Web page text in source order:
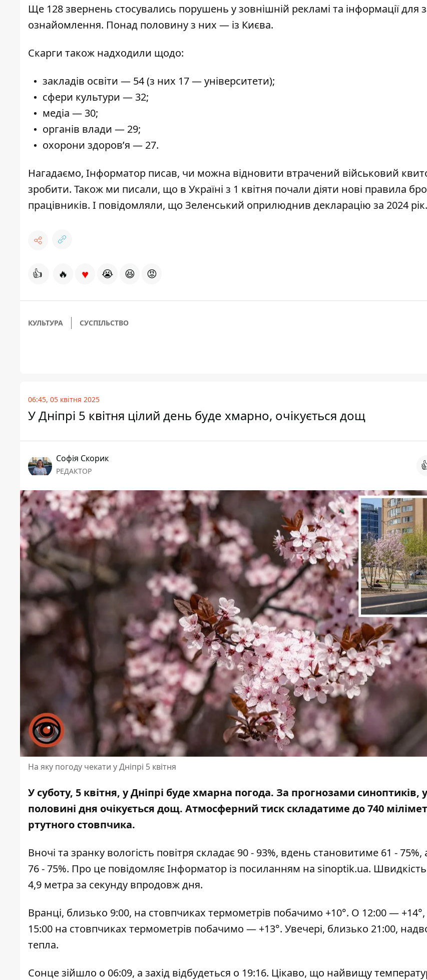
Ще 128 звернень стосувались порушень у зовнішній рекламі та інформації для
ознайомлення. Понад половину з них — із Києва.
Скарги також надходили щодо:
закладів освіти — 54 (з них 17 — університети);
сфери культури — 32;
медіа — 30;
органів влади — 29;
охорони здоров’я — 27.
Нагадаємо, Інформатор писав, чи можна відновити втрачений військовий
зробити. Також ми писали, що в Україні з 1 квітня почали діяти нові правила
працівників. І повідомляли, що Зеленський оприлюднив декларацію за 2024 рік.
👍 🔥 ♥ 😭 😆 😡
КУЛЬТУРА СУСПІЛЬСТВО
06:45, 05 квітня 2025
У Дніпрі 5 квітня цілий день буде хмарно, очікується дощ
Софія Скорик
РЕДАКТОР
На яку погоду чекати у Дніпрі 5 квітня
У суботу, 5 квітня, у Дніпрі буде хмарна погода. За прогнозами синоптиків,
половині дня очікується дощ. Атмосферний тиск складатиме до 740
ртутного стовпчика.
Вночі та зранку вологість повітря складає 90 - 93%, вдень становитиме 61 -
76 - 75%. Про це повідомляє Інформатор із посиланням на sinoptik.ua. Швидкість
4,9 метра за секунду впродовж дня.
Вранці, близько 9:00, на стовпчиках термометрів побачимо +10°. О 12:00 —
15:00 на стовпчиках термометрів побачимо — +13°. Увечері, близько 21:00,
тепла.
Сонце зійшло о 06:09, а захід відбудеться о 19:16. Цікаво, що найвищу